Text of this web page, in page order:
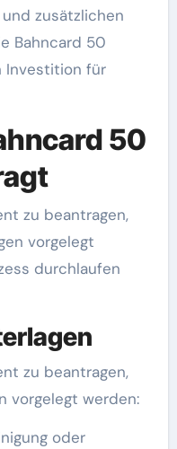
zusätzlichen
Bahncard 50
Investition für
50
vorgelegt
durchlaufen
zu beantragen,
vorgelegt werden:
oder